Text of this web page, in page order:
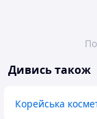
Дивись також
Корейська